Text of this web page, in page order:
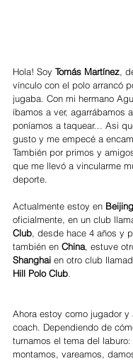
Hola! Soy Tomás Martínez,
vínculo con el polo arrancó
jugaba. Con mi hermano
íbamos a ver, agarrábamos
poníamos a taquear… Asi
gusto y me empecé a
También por primos y
que me llevó a vincularme
deporte.
Actualmente estoy en Beijing
oficialmente, en un club
Club, desde hace 4 años y
también en China, estuve
Shanghai en otro club
Hill Polo Club.
Ahora estoy como jugador y
coach. Dependiendo de
turnamos el tema del
montamos, vareamos,